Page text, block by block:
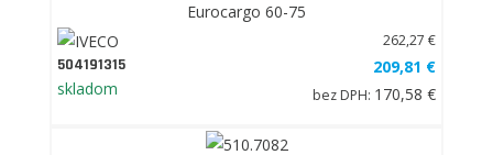
Eurocargo 60-75
504191315
skladom
262,27 €
209,81 €
bez DPH: 170,58 €